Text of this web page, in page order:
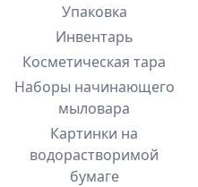
Упаковка
Инвентарь
Косметическая тара
Наборы начинающего
мыловара
Картинки на
водорастворимой
бумаге